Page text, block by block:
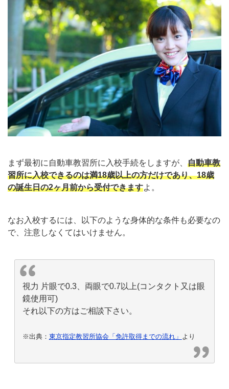
まず最初に自動車教習所に入校手続をしますが、 自動車教
習所に入校できるのは満18歳以上の方だけであり、18歳
の誕生日の2ヶ月前から受付できますよ。
なお入校するには、以下のような身体的な条件も必要なの
で、注意しなくてはいけません。
視力 片眼で0.3、両眼で0.7以上(コンタクト又は眼
鏡使用可)
それ以下の方はご相談下さい。
※出典： 東京指定教習所協会「免許取得までの流れ」 より